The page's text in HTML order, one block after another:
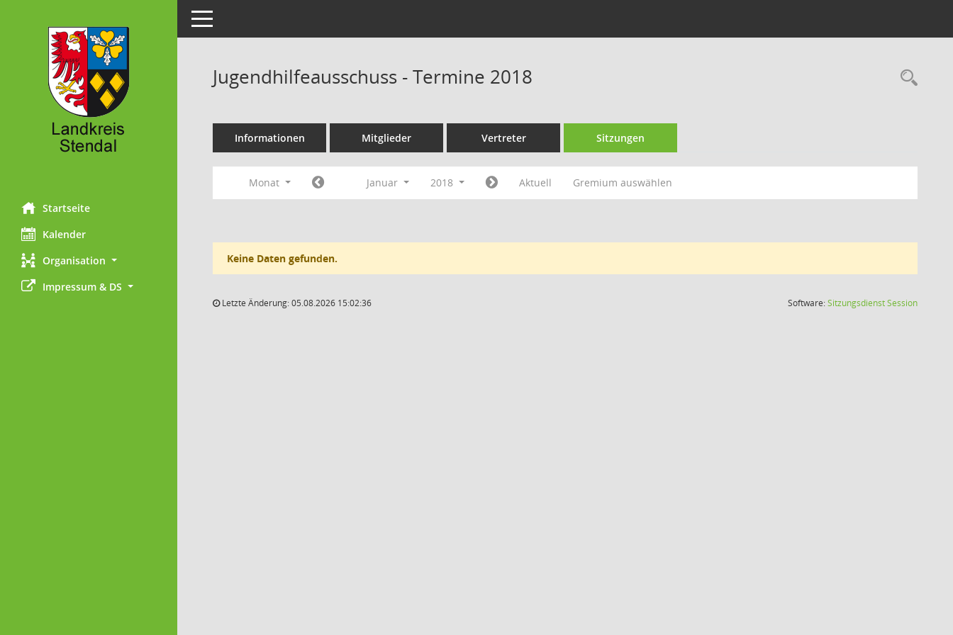
Startseite
Kalender
Organisation
Impressum & DS
Toggle navigation
Jugendhilfeausschuss - Termine 2018
Informationen Mitglieder Vertreter Sitzungen
Monat Januar 2018 Aktuell Gremium auswählen
Keine Daten gefunden.
Letzte Änderung: 05.08.2026 15:02:36 Software:SitzungsdienstSession(Wird in